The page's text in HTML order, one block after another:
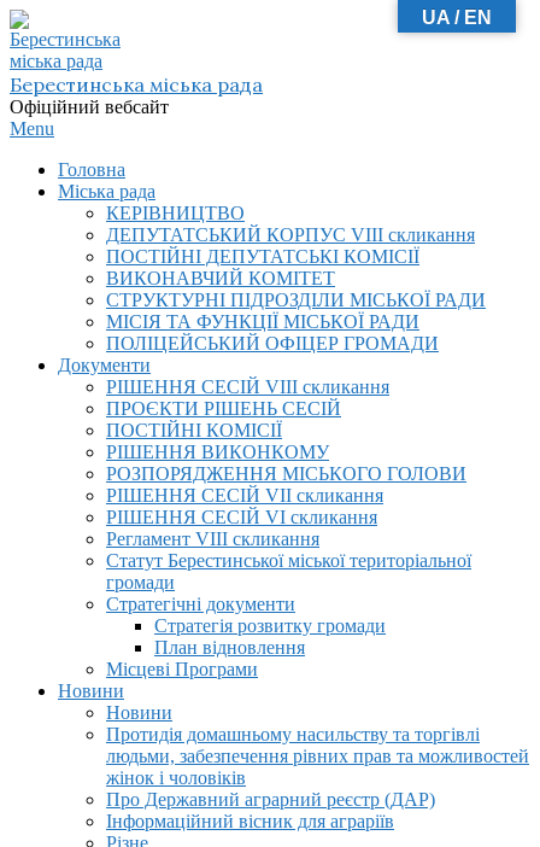
Skip
to
content
Берестинська міська рада
Офіційний вебсайт
Primary
Menu
Menu
Головна
Міська рада
КЕРІВНИЦТВО
ДЕПУТАТСЬКИЙ КОРПУС VIІI скликання
ПОСТІЙНІ ДЕПУТАТСЬКІ КОМІСІЇ
ВИКОНАВЧИЙ КОМІТЕТ
СТРУКТУРНІ ПІДРОЗДІЛИ МІСЬКОЇ РАДИ
МІСІЯ ТА ФУНКЦІЇ МІСЬКОЇ РАДИ
ПОЛІЦЕЙСЬКИЙ ОФІЦЕР ГРОМАДИ
Документи
РІШЕННЯ СЕСІЙ VIІI скликання
ПРОЄКТИ РІШЕНЬ СЕСІЙ
ПОСТІЙНІ КОМІСІЇ
РІШЕННЯ ВИКОНКОМУ
РОЗПОРЯДЖЕННЯ МІСЬКОГО ГОЛОВИ
РІШЕННЯ СЕСІЙ VII скликання
РІШЕННЯ СЕСІЙ VI скликання
Регламент VIІI скликання
Статут Берестинської міської територіальної
громади
Стратегічні документи
Стратегія розвитку громади
План відновлення
Місцеві Програми
Новини
Новини
Протидія домашньому насильству та торгівлі
людьми, забезпечення рівних прав та можливостей
жінок і чоловіків
Про Державний аграрний реєстр (ДАР)
Інформаційний вісник для аграріїв
Різне
UA / EN